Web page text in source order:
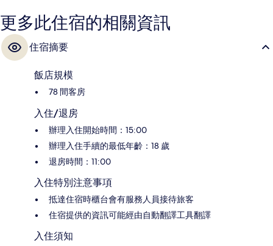
更多此住宿的相關資訊
住宿摘要
飯店規模
78 間客房
入住/退房
辦理入住開始時間：15:00
辦理入住手續的最低年齡：18 歲
退房時間：11:00
入住特別注意事項
抵達住宿時櫃台會有服務人員接待旅客
住宿提供的資訊可能經由自動翻譯工具翻譯
入住須知